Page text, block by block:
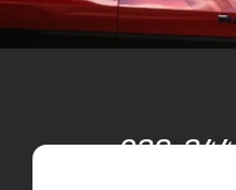
038-344